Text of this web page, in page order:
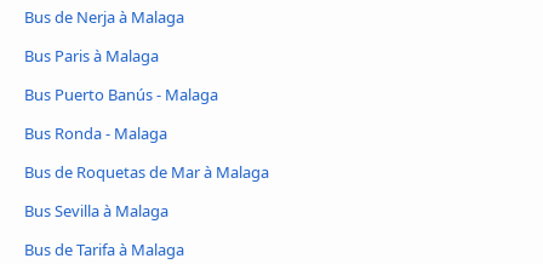
Bus de Nerja à Malaga
Bus Paris à Malaga
Bus Puerto Banús - Malaga
Bus Ronda - Malaga
Bus de Roquetas de Mar à Malaga
Bus Sevilla à Malaga
Bus de Tarifa à Malaga